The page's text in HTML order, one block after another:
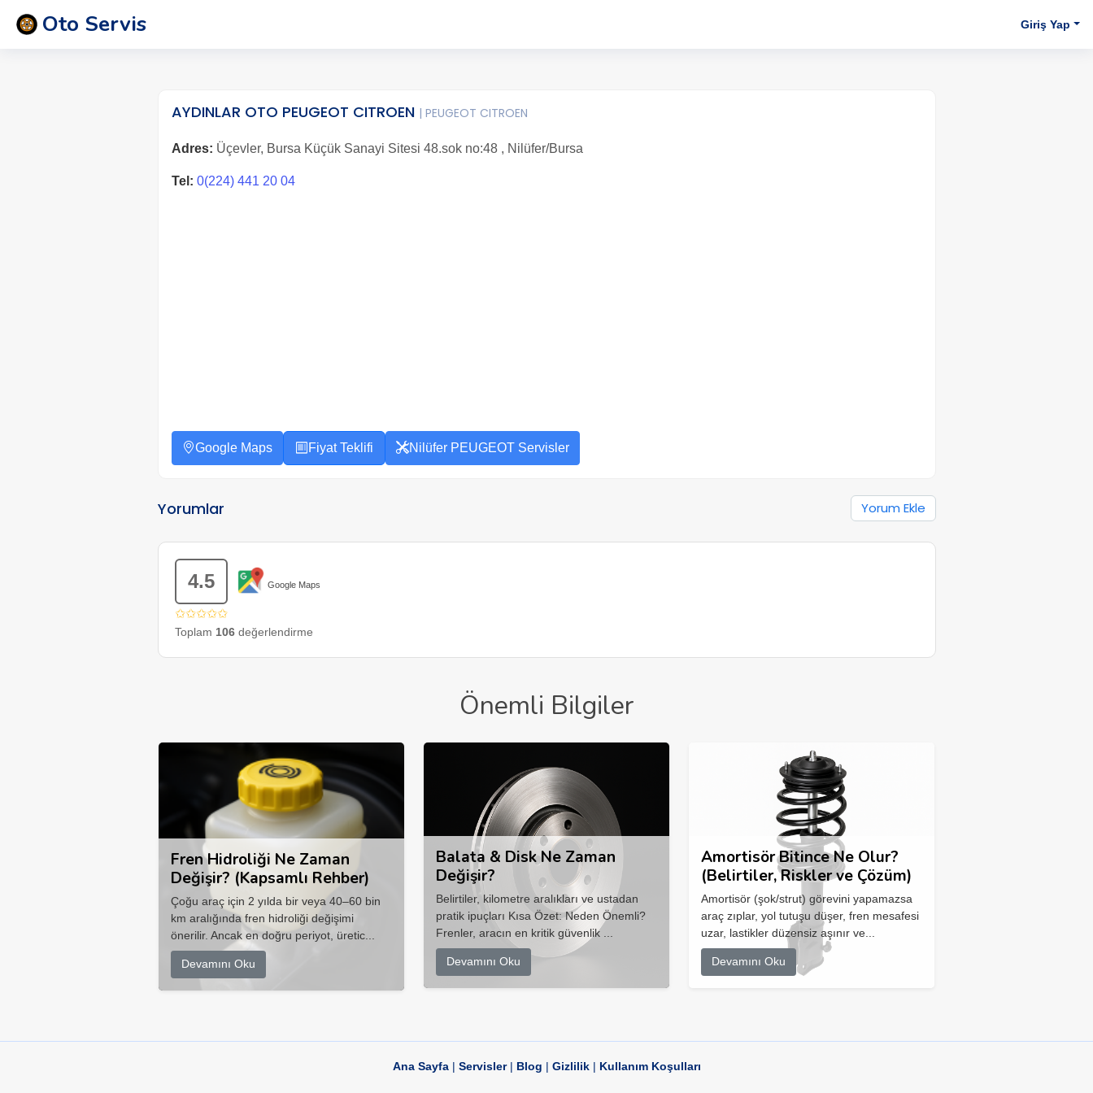
Oto Servis Giriş Yap
AYDINLAR OTO PEUGEOT CITROEN | PEUGEOT CITROEN
Adres: Üçevler, Bursa Küçük Sanayi Sitesi 48.sok no:48 , Nilüfer/Bursa
Tel: 0(224) 441 20 04
Google Maps Fiyat Teklifi Nilüfer PEUGEOT Servisler
Yorumlar Yorum Ekle
4.5 Google Maps
✩✩✩✩✩
Toplam 106değerlendirme
Önemli Bilgiler
Fren Hidroliği Ne Zaman
Değişir? (Kapsamlı Rehber)
Çoğu araç için 2 yılda bir veya 40–60 bin
km aralığında fren hidroliği değişimi
önerilir. Ancak en doğru periyot, üretic...
Devamını Oku
Balata & Disk Ne Zaman
Değişir?
Belirtiler, kilometre aralıkları ve ustadan
pratik ipuçları Kısa Özet: Neden Önemli?
Frenler, aracın en kritik güvenlik ...
Devamını Oku
Amortisör Bitince Ne Olur?
(Belirtiler, Riskler ve Çözüm)
Amortisör (şok/strut) görevini yapamazsa
araç zıplar, yol tutuşu düşer, fren mesafesi
uzar, lastikler düzensiz aşınır ve...
Devamını Oku
Ana Sayfa| Servisler| Blog | Gizlilik| Kullanım Koşulları